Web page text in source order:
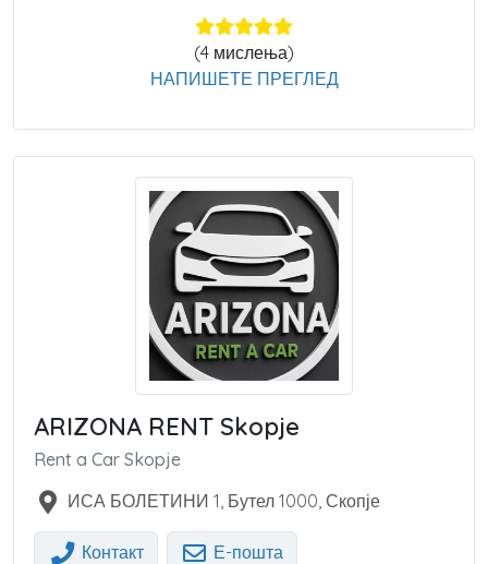
(4 мислења)
НАПИШЕТЕ ПРЕГЛЕД
ARIZONA RENT Skopje
Rent a Car Skopje
ИСА БОЛЕТИНИ 1, Бутел 1000 Скопје
Контакт Е-пошта